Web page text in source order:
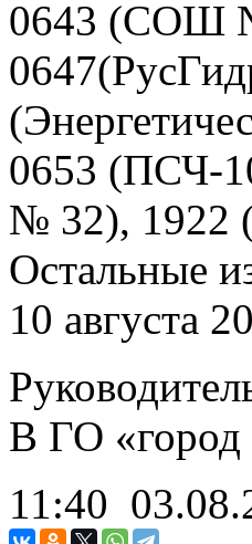
0643 (СОШ
0653 (ПСЧ-
№ 32),
Остальные
10 августа
В ГО
11:40